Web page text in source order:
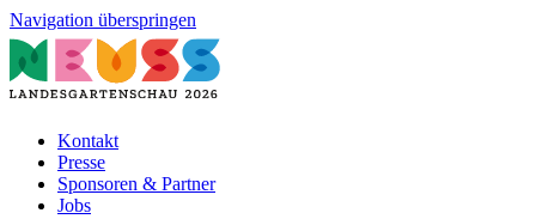
Navigation überspringen
Kontakt
Presse
Sponsoren & Partner
Jobs